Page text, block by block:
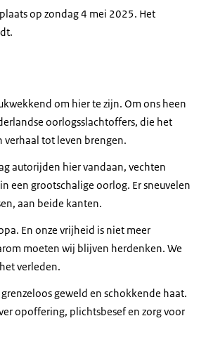
op zondag 4 mei 2025. Het
om hier te zijn. Om ons heen
oorlogsslachtoffers, die het
verhaal tot leven brengen.
autorijden hier vandaan, vechten
een grootschalige oorlog. Er sneuvelen
aan beide kanten.
En onze vrijheid is niet meer
moeten wij blijven herdenken. We
verleden.
geweld en schokkende haat.
opoffering, plichtsbesef en zorg voor